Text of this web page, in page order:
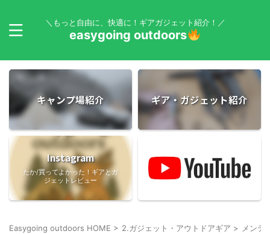
＼もっと自由に、快適に！ギアガジェット紹介！／
easygoing outdoors
キャンプ場紹介 ギア・ガジェット紹介
Instagram
たか/買ってよかった！ギアとガ
ジェットレビュー
Easygoing outdoors HOME > 2.ガジェット・アウトドアギア > メンテ